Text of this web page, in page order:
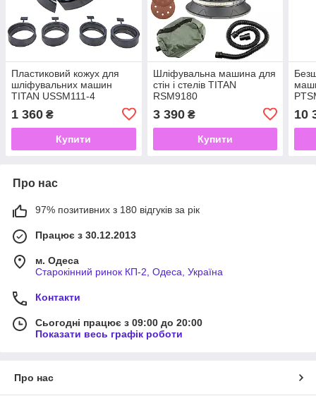
Пластиковий кожух для
шліфувальних машин
TITAN USSM111-4
1 360 ₴
Купити
Шліфувальна машина для
стін і стелів TITAN
RSM9180
3 390₴
Купити
10
Про нас
97% позитивних з 180 відгуків за рік
Працює з 30.12.2013
м. Одеса
Старокінний ринок КП-2, Одеса, Україна
Контакти
Сьогодні працює з 09:00 до 20:00
Показати весь графік роботи
Про нас